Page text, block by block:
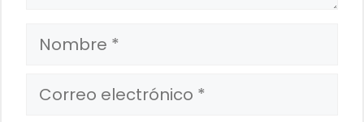
Nombre
Correo
electrónico